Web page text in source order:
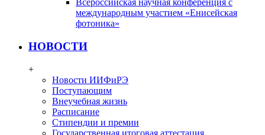
Всероссийская научная конференция с
международным участием «Енисейская
фотоника»
НОВОСТИ
+
Новости ИИФиРЭ
Поступающим
Внеучебная жизнь
Расписание
Стипендии и премии
Государственная итоговая аттестация